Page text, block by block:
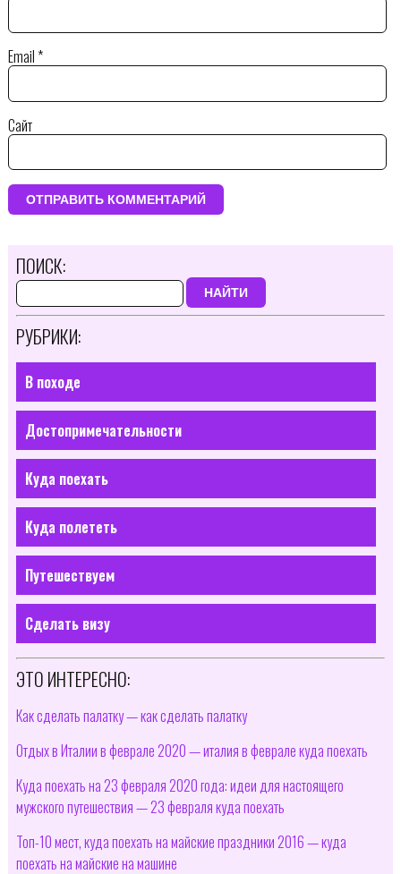
Email*
Сайт
ПОИСК:
НАЙТИ
РУБРИКИ:
В походе
Достопримечательности
Куда поехать
Куда полететь
Путешествуем
Сделать визу
ЭТО ИНТЕРЕСНО:
Как сделать палатку — как сделать палатку
Отдых в Италии в феврале 2020 — италия в феврале куда поехать
Куда поехать на 23 февраля 2020 года: идеи для настоящего
мужского путешествия — 23 февраля куда поехать
Топ-10 мест, куда поехать на майские праздники 2016 — куда
поехать на майские на машине